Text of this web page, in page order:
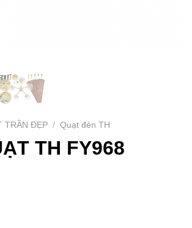
TRẦN ĐẸP / Quạt đèn TH
TH FY968